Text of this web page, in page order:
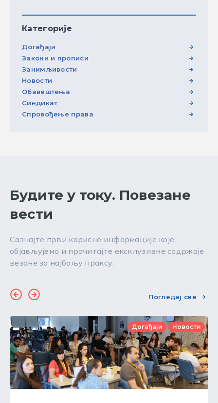
Категорије
Догађаји
Закони и прописи
Занимљивости
Новости
Обавештења
Синдикат
Спровођење права
Будите у току. Повезане
вести
Сазнајте први корисне информације које
објављујемо и прочитајте ексклузивне садржаје
везане за најбољу праксу.
Погледај све
Догађаји Новости